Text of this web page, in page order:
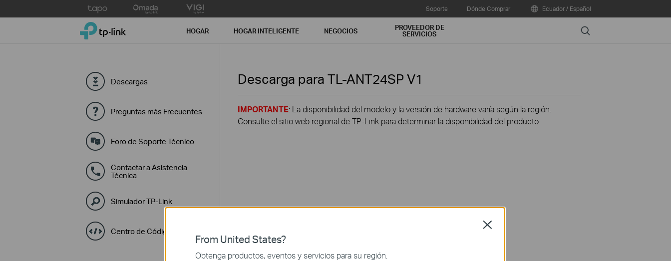
to
Soporte Dónde Comprar Ecuador / Español
TP-Link, Reliably Smart HOGAR HOGAR INTELIGENTE NEGOCIOS PROVEEDOR DE
SERVICIOS Search
Descargas
Preguntas más Frecuentes
Foro de Soporte Técnico
Contactar a Asistencia
Técnica
Simulador TP-Link
Centro de Códigos GPL
Descarga para TL-ANT24SP V1
IMPORTANTE: La disponibilidad del modelo y la versión de hardware varía según la región.
Consulte el sitio web regional de TP-Link para determinar la disponibilidad del producto.
From United States?
Obtenga productos, eventos y servicios para su región.
Close